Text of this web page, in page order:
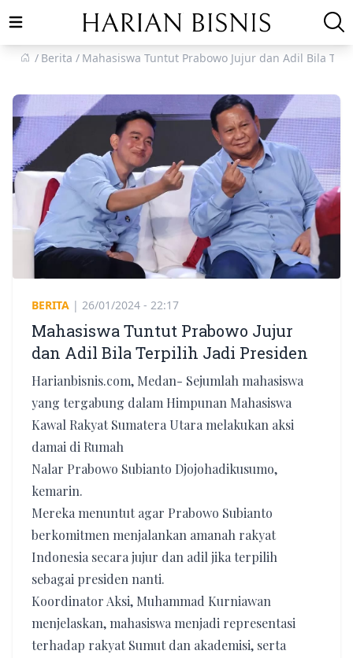
Open main menu
Berita
Mahasiswa Tuntut Prabowo Jujur dan Adil Bila
BERITA | 26/01/2024 - 22:17
Mahasiswa Tuntut Prabowo Jujur
dan Adil Bila Terpilih Jadi Presiden
Harianbisnis.com, Medan- Sejumlah mahasiswa
yang tergabung dalam Himpunan Mahasiswa
Kawal Rakyat Sumatera Utara melakukan aksi
damai di Rumah
Nalar Prabowo Subianto Djojohadikusumo,
kemarin.
Mereka menuntut agar Prabowo Subianto
berkomitmen menjalankan amanah rakyat
Indonesia secara jujur dan adil jika terpilih
sebagai presiden nanti.
Koordinator Aksi, Muhammad Kurniawan
menjelaskan, mahasiswa menjadi representasi
terhadap rakyat Sumut dan akademisi, serta